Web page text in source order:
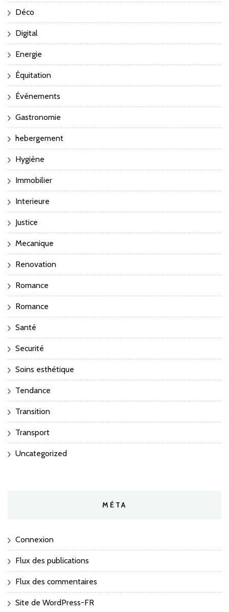
Déco
Digital
Energie
Équitation
Événements
Gastronomie
hebergement
Hygiène
Immobilier
Interieure
Justice
Mecanique
Renovation
Romance
Romance
Santé
Securité
Soins esthétique
Tendance
Transition
Transport
Uncategorized
MÉTA
Connexion
Flux des publications
Flux des commentaires
Site de WordPress-FR